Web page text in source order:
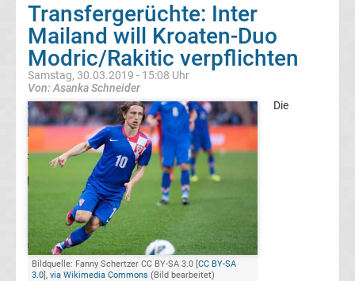
3.
Liga
DFB-
Champions
League
Europa
Transfergerüchte: Inter
Mailand will Kroaten-Duo
Modric/Rakitic verpflichten
Samstag, 30.03.2019 - 15:08 Uhr
Von: Asanka Schneider
Bildquelle: Fanny Schertzer CC BY-SA 3.0 [CC BY-SA
3.0], via Wikimedia Commons (Bild bearbeitet)
Die